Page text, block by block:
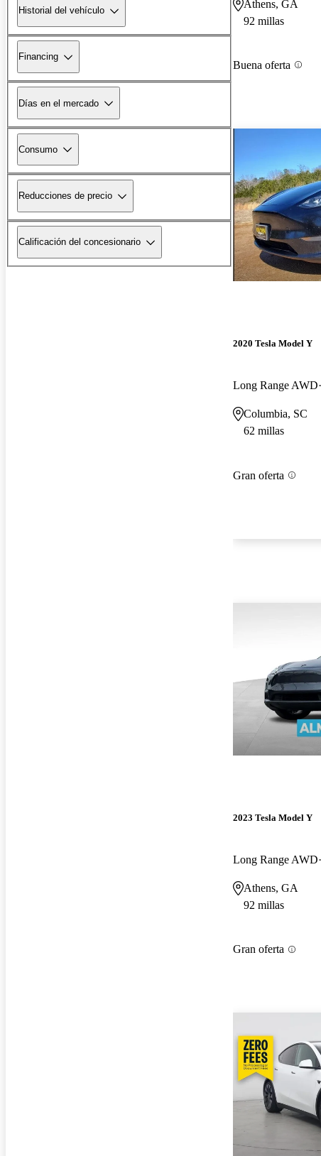
Historial del vehículo
Financing
Días en el mercado
Consumo
Reducciones de precio
Calificación del concesionario
Athens, GA
92 millas
Buena oferta
2020 Tesla Model Y
Long Range AWD
Columbia, SC
62 millas
Gran oferta
2023 Tesla Model Y
Long Range AWD
Athens, GA
92 millas
Gran oferta